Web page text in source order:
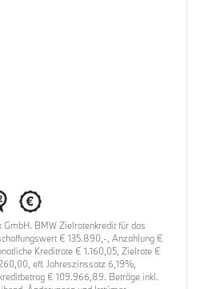
BMW Zielratenkredit für das
€ 135.890,-, Anzahlung €
Kreditrate € 1.160,05, Zielrate €
eff. Jahreszinssatz 6,19%,
€ 109.966,89. Beträge inkl.